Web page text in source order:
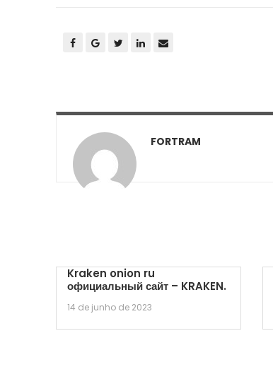
FORTRAM
Kraken onion ru
официальный сайт – KRAKEN.
14 de junho de 2023